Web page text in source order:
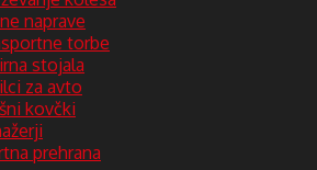
naprave
torbe
stojala
za avto
kovčki
prehrana